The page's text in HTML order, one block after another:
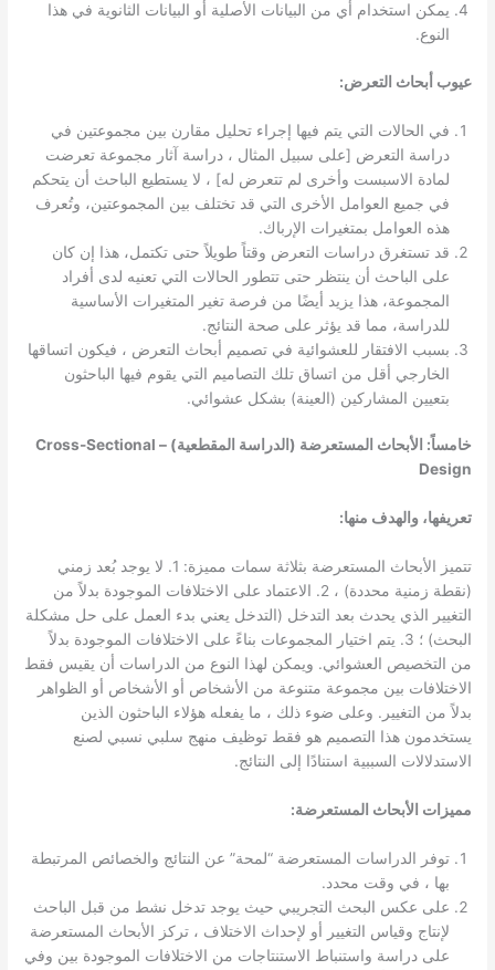
يمكن استخدام أي من البيانات الأصلية أو البيانات الثانوية في هذا
النوع.
عيوب أبحاث التعرض:
في الحالات التي يتم فيها إجراء تحليل مقارن بين مجموعتين في
دراسة التعرض [على سبيل المثال ، دراسة آثار مجموعة تعرضت
لمادة الاسبست وأخرى لم تتعرض له] ، لا يستطيع الباحث أن يتحكم
في جميع العوامل الأخرى التي قد تختلف بين المجموعتين، وتُعرف
هذه العوامل بمتغيرات الإرباك.
قد تستغرق دراسات التعرض وقتاً طويلاً حتى تكتمل، هذا إن كان
على الباحث أن ينتظر حتى تتطور الحالات التي تعنيه لدى أفراد
المجموعة، هذا يزيد أيضًا من فرصة تغير المتغيرات الأساسية
للدراسة، مما قد يؤثر على صحة النتائج.
بسبب الافتقار للعشوائية في تصميم أبحاث التعرض ، فيكون اتساقها
الخارجي أقل من اتساق تلك التصاميم التي يقوم فيها الباحثون
بتعيين المشاركين (العينة) بشكل عشوائي.
خامساً: الأبحاث المستعرضة (الدراسة المقطعية) – Cross-Sectional
Design
تعريفها، والهدف منها:
تتميز الأبحاث المستعرضة بثلاثة سمات مميزة: 1. لا يوجد بُعد زمني
(نقطة زمنية محددة) ، 2. الاعتماد على الاختلافات الموجودة بدلاً من
التغيير الذي يحدث بعد التدخل (التدخل يعني بدء العمل على حل مشكلة
البحث) ؛ 3. يتم اختيار المجموعات بناءً على الاختلافات الموجودة بدلاً
من التخصيص العشوائي. ويمكن لهذا النوع من الدراسات أن يقيس فقط
الاختلافات بين مجموعة متنوعة من الأشخاص أو الأشخاص أو الظواهر
بدلاً من التغيير. وعلى ضوء ذلك ، ما يفعله هؤلاء الباحثون الذين
يستخدمون هذا التصميم هو فقط توظيف منهج سلبي نسبي لصنع
الاستدلالات السببية استنادًا إلى النتائج.
مميزات الأبحاث المستعرضة:
توفر الدراسات المستعرضة “لمحة” عن النتائج والخصائص المرتبطة
بها ، في وقت محدد.
على عكس البحث التجريبي حيث يوجد تدخل نشط من قبل الباحث
لإنتاج وقياس التغيير أو لإحداث الاختلاف ، تركز الأبحاث المستعرضة
على دراسة واستنباط الاستنتاجات من الاختلافات الموجودة بين وفي